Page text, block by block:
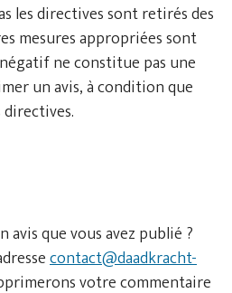
les directives sont retirés des
mesures appropriées sont
ne constitue pas une
un avis, à condition que
directives.
que vous avez publié ?
contact@daadkracht-
votre commentaire